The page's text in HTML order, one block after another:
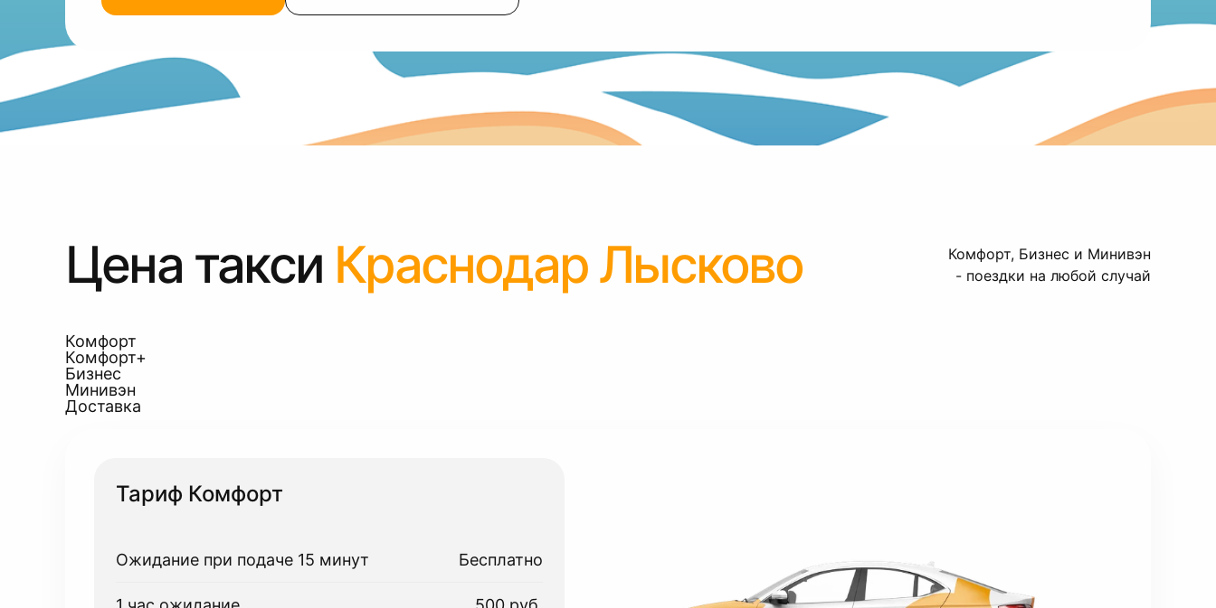
Цена такси Краснодар Лысково
Комфорт, Бизнес и Минивэн
- поездки на любой случай
Комфорт
Комфорт+
Бизнес
Минивэн
Доставка
Тариф Комфорт
Ожидание при подаче 15 минут Бесплатно